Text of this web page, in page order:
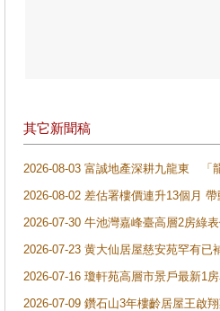
其它新聞稿
2026-08-03 富誠地產深耕九龍東 「
2026-08-02 差估署樓價連升13個月
2026-07-30 牛池灣嘉峰臺高層2房綠
2026-07-23 黄大仙居屋慈安苑罕有已
2026-07-16 瓊軒苑高層市景戶最新1
2026-07-09 鑽石山3年樓齡居屋王啟